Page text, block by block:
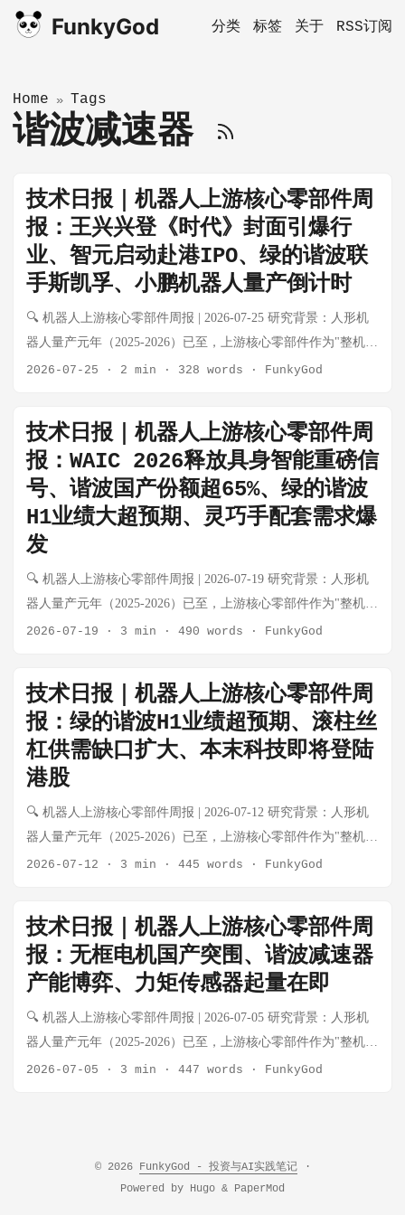
FunkyGod 分类 标签 关于 RSS订阅
Home » Tags
谐波减速器
技术日报｜机器人上游核心零部件周
报：王兴兴登《时代》封面引爆行
业、智元启动赴港IPO、绿的谐波联
手斯凯孚、小鹏机器人量产倒计时
🔍 机器人上游核心零部件周报 | 2026-07-25 研究背景：人形机
器人量产元年（2025-2026）已至，上游核心零部件作为"整机不
管谁赢都受益"的卖水人逻辑，正在经历从工业自动化向具身智
关注：王兴兴与宇树GD01共同登上《时代》杂志封面（行业里
程碑事件）、智元机器人启动赴港IPO、绿的谐波与斯凯孚成立
机器人精密轴承合资公司、小鹏人形机器人量产产线进入最后
联调阶段、A股系统性下跌中机器人板块的韧性。 💡 核心结论
速览 细分赛道 本周核心变化 景气度 无框力矩电机 整机厂扩张
配套稳步增长，德昌/鸣志出货无大幅变化 ➡️ 稳健 谐波减速器
绿的谐波+斯凯孚成立轴承合资，谐波国产化配套再突破 ⬆️ 景气
上行 RV减速器 工业基本盘稳健，秦川机床人形机器人用RV仍
终止传感项目引关注 ⚠️ 分化 触觉/柔性传感器 灵巧手需求涌
现，初创公司多方案并行 ⬆️ 新兴赛道 滚珠/滚柱丝杠 产能缺口
持续，订单可见度仍至2027Q1 ⚠️ 供需紧张 灵巧手零部件 宇树/
小鹏等量产加速，配套需求确定性提升 ⬆️ 景气上行 🌟 本周特别
专题：《时代》杂志封面与宇树的"高光时刻" 事件背景 7月23
日，宇树科技创始人兼CEO王兴兴与自家载人机甲产品GD01共
同登上《时代》（TIME）杂志封面。这是距上次中国企业家登
兴兴站在GD01右侧，身形与之形成鲜明对比。这一封面标志
着：中国机器人在全球舆论场完成了从"跟随者"到"引领者"的符
号性跨越。 对上游零部件的深层意义 《时代》封面的影响不局
强化：宇树GD01机甲全球首秀（成都春熙路）落地，标志着大
型重载人形机甲从展示进入实际场景验证，关节模组（无框力
矩电机+谐波减速器+力矩传感器）需求直接受益 国际资本关注
树本周密集动作（7月24日） GD01机甲成都春熙路商圈全球首
秀，同步开启科创主题展区 与成都市人民政府签署战略合作协
2026-07-25 · 2 min · 328 words · FunkyGod
技术日报｜机器人上游核心零部件周
报：WAIC 2026释放具身智能重磅信
号、谐波国产份额超65%、绿的谐波
H1业绩大超预期、灵巧手配套需求爆
发
🔍 机器人上游核心零部件周报 | 2026-07-19 研究背景：人形机
器人量产元年（2025-2026）已至，上游核心零部件作为"整机不
管谁赢都受益"的卖水人逻辑，正在经历从工业自动化向具身智
关注：WAIC 2026现场直击释放具身智能重磅信号、绿的谐波
H1业绩大超预期、谐波减速器国产份额正式突破65%、灵巧手
触觉传感器配套进入量产阶段、滚柱丝杠订单排至2027年。 💡
核心结论速览 细分赛道 本周核心变化 景气度 无框力矩电机 本
杯电机 灵巧手订单持续起量，德昌/鸣志出货稳步增长 ⬆️ 景气上
行 谐波减速器 绿的H1业绩大超预期，国产份额正式突破65% ⬆️
景气上行 RV减速器 工业基本盘稳健，人形机器人增量预期2027
货，触觉阵列开始量产验证 ⬆️ 景气上行 触觉/柔性传感器 灵巧
手配套需求涌现，WAIC 2026现场展示多种方案 ⬆️ 新兴赛道 滚
珠/滚柱丝杠 产能缺口持续，滚柱丝杠订单已排至2027年 ⚠️ 供
需紧张 灵巧手零部件 空心杯+腱绳+触觉传感器集成方案成为行
业主流 ⬆️ 景气上行 🎯 WAIC 2026 特别专题：具身智能从"展
示"到"干活" 事件背景 2026世界人工智能大会（WAIC 2026）于
7月17-18日在上海西岸举行，本届大会的核心主题之一是具身智
际应用案例 智能体手机现场展示AI辅助写作汇报功能 产业界
从"概念展示"向"商业落地"转变明显 高通表态：智能体之年已
2026-07-19 · 3 min · 490 words · FunkyGod
技术日报｜机器人上游核心零部件周
报：绿的谐波H1业绩超预期、滚柱丝
杠供需缺口扩大、本末科技即将登陆
港股
🔍 机器人上游核心零部件周报 | 2026-07-12 研究背景：人形机
器人量产元年（2025-2026）已至，上游核心零部件作为"整机不
管谁赢都受益"的卖水人逻辑，正在经历从工业自动化向具身智
关注：绿的谐波H1业绩超预期、滚柱丝杠供需缺口持续扩大、
本末科技港股上市进入倒计时、国产六维力传感器进入量产阶
段。 💡 核心结论速览 细分赛道 本周核心变化 景气度 无框力矩
电机 本末科技即将港股上市，垂直整合模式获认可 ⬆️ 景气上行
空心杯电机 灵巧手订单持续起量，德昌/鸣志出货稳步增长 ⬆️ 景
产能缺口持续，滚柱丝杠国产化率仍低于20% ⚠️ 供需紧张 灵巧
2026-07-12 · 3 min · 445 words · FunkyGod
技术日报｜机器人上游核心零部件周
报：无框电机国产突围、谐波减速器
产能博弈、力矩传感器起量在即
🔍 机器人上游核心零部件周报 | 2026-07-05 研究背景：人形机
器人量产元年（2025-2026）已至，上游核心零部件作为"整机不
管谁赢都受益"的卖水人逻辑，正在经历从工业自动化向具身智
批量出货，关节模组价格战开打 ⬆️ 景气上行 空心杯电机 灵巧手
订单起量，德昌电机切入机器人供应链 ⬆️ 景气上行 谐波减速器
2026-07-05 · 3 min · 447 words · FunkyGod
© 2026 FunkyGod - 投资与AI实践笔记 ·
Powered by Hugo & PaperMod